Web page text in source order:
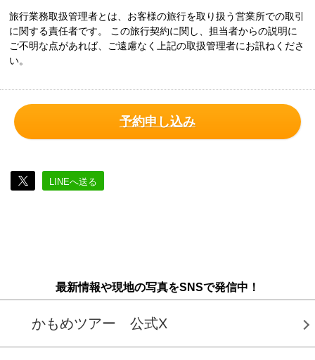
旅行業務取扱管理者とは、お客様の旅行を取り扱う営業所での取引
に関する責任者です。 この旅行契約に関し、担当者からの説明に
ご不明な点があれば、ご遠慮なく上記の取扱管理者にお訊ねくださ
い。
予約申し込み
LINEへ送る
最新情報や現地の写真をSNSで発信中！
かもめツアー 公式X